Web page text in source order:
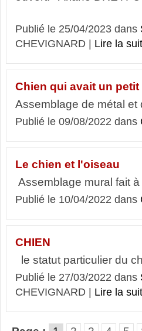
Publié le 25/04/2023 dans
CHEVIGNARD | Lire la
Chien qui avait un petit
Assemblage de métal et
Publié le 09/08/2022 dans
Le chien et l'oiseau
Assemblage mural fait
Publié le 10/04/2022 dans
CHIEN
le statut particulier du
Publié le 27/03/2022 dans
CHEVIGNARD | Lire la